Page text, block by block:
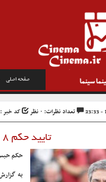
صفحه اصلی
تعداد نظرات: ۰ نظر کد خبر : 196846
تایید حکم ۸ سال حبس برای رسول‌اف
حکم
به